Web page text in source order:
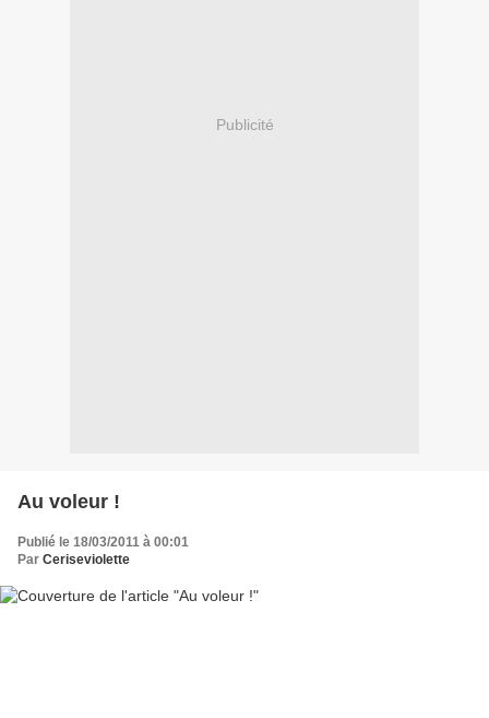
Publicité
Au voleur !
Publié le 18/03/2011 à 00:01
Par Ceriseviolette